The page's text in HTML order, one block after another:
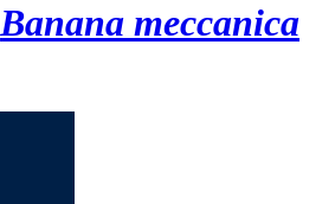
Banana meccanica